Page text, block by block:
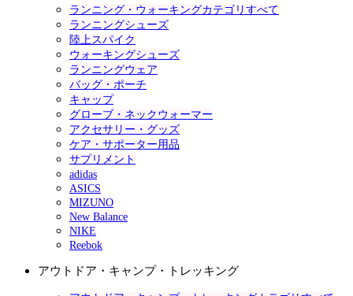
ランニング・ウォーキングカテゴリすべて
ランニングシューズ
陸上スパイク
ウォーキングシューズ
ランニングウェア
バッグ・ポーチ
キャップ
グローブ・ネックウォーマー
アクセサリー・グッズ
ケア・サポーター用品
サプリメント
adidas
ASICS
MIZUNO
New Balance
NIKE
Reebok
アウトドア・キャンプ・トレッキング